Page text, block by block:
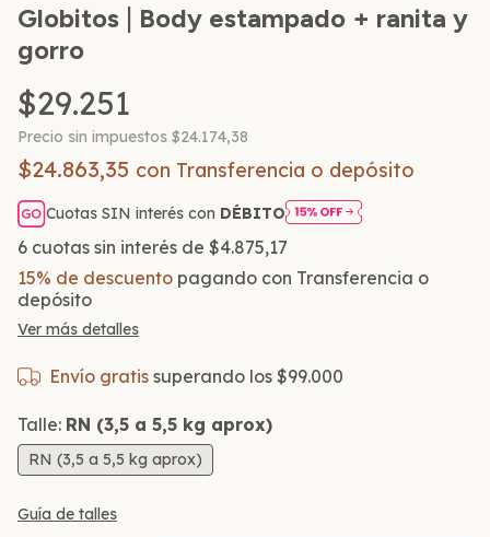
Globitos | Body estampado + ranita y
gorro
$29.251
Precio sin impuestos $24.174,38
$24.863,35 con Transferencia o depósito
Cuotas SIN interés con DÉBITO
6 cuotas sin interés de $4.875,17
15% de descuento pagando con Transferencia o
depósito
Ver más detalles
Envío gratis superando los$99.000
Talle: RN (3,5 a 5,5 kg aprox)
RN (3,5 a 5,5 kg aprox)
Guía de talles